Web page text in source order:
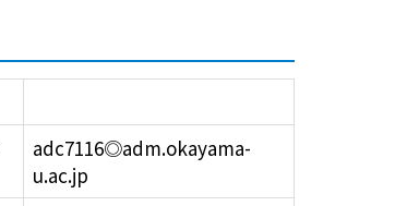
adc7116◎adm.okayama-
u.ac.jp